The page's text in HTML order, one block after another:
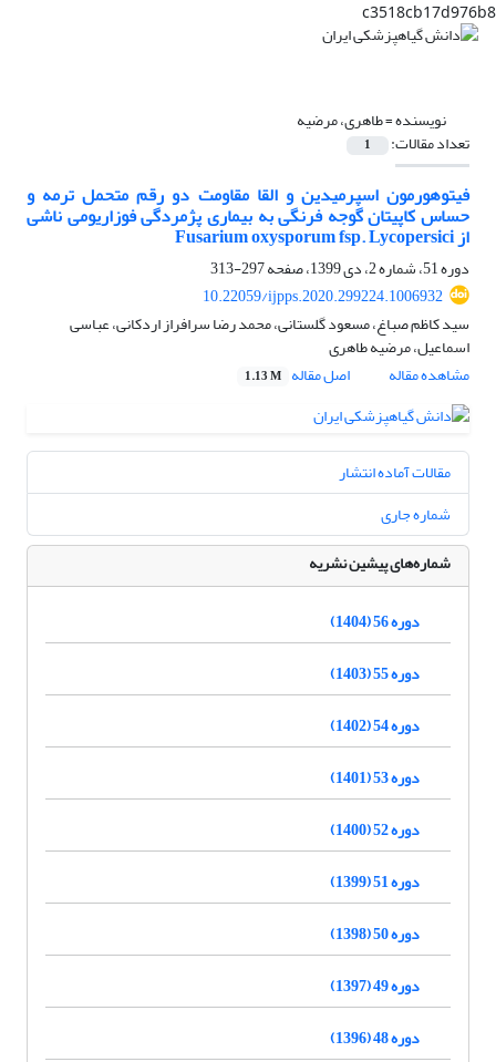
c3518cb17d976b8
نویسنده =طاهری، مرضیه
تعداد مقالات: 1
فیتوهورمون اسپرمیدین و القا مقاومت دو رقم متحمل ترمه و
حساس کاپیتان گوجه فرنگی به بیماری پژمردگی فوزاریومی ناشی
از Fusarium oxysporum fsp. Lycopersici
دوره 51، شماره 2، دی 1399، صفحه
297-313
10.22059/ijpps.2020.299224.1006932
سید کاظم صباغ، مسعود گلستانی، محمد رضا سرافراز اردکانی، عباسی
اسماعیل، مرضیه طاهری
مشاهده مقاله
اصل مقاله 1.13 M
مقالات آماده انتشار
شماره جاری
شماره‌های پیشین نشریه
دوره 56 (1404)
دوره 55 (1403)
دوره 54 (1402)
دوره 53 (1401)
دوره 52 (1400)
دوره 51 (1399)
دوره 50 (1398)
دوره 49 (1397)
دوره 48 (1396)